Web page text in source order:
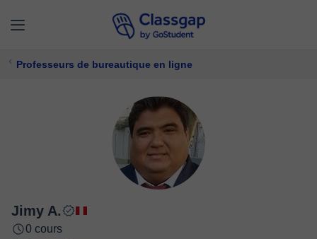
Professeurs de bureautique en ligne
Jimy A.
0 cours